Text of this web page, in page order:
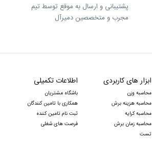
پشتیبانی و ارسال به موقع توسط تیم
مجرب و متخصصین دمیرآل
ابزار های کاربردی
محاسبه وزن
محاسبه هزینه برش
محاسبه کرایه
محاسبه زمان برش
تست
اطلاعات تکمیلی
باشگاه مشتریان
همکاری با تامین کنندگان
ثبت نام تامین کننده
فرصت های شغلی